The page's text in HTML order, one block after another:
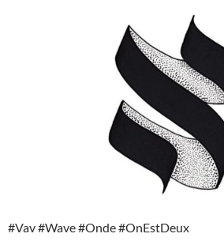
#Vav #Wave #Onde #OnEstDeux